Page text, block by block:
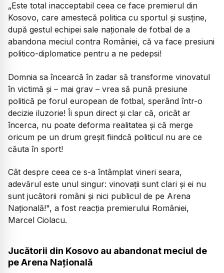
„Este total inacceptabil ceea ce face premierul din
Kosovo, care amestecă politica cu sportul și susține,
după gestul echipei sale naționale de fotbal de a
abandona meciul contra României, că va face presiuni
politico-diplomatice pentru a ne pedepsi!
Domnia sa încearcă în zadar să transforme vinovatul
în victimă și – mai grav – vrea să pună presiune
politică pe forul european de fotbal, sperând într-o
decizie iluzorie! Îi spun direct și clar că, oricât ar
încerca, nu poate deforma realitatea și că merge
oricum pe un drum greșit fiindcă politicul nu are ce
căuta în sport!
Cât despre ceea ce s-a întâmplat vineri seara,
adevărul este unul singur: vinovații sunt clari și ei nu
sunt jucătorii români și nici publicul de pe Arena
Națională!", a fost reacția premierului României,
Marcel Ciolacu.
Jucătorii din Kosovo au abandonat meciul de
pe Arena Națională